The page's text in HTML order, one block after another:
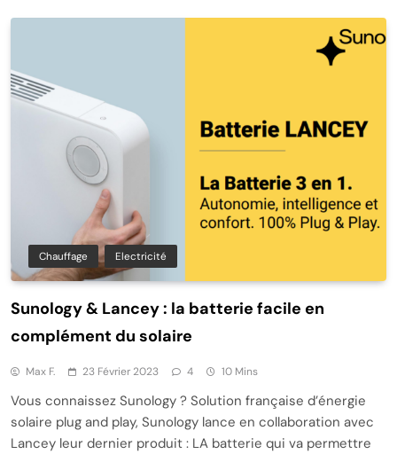
Chauffage Electricité
Sunology & Lancey : la batterie facile en
complément du solaire
Max F. 23 Février 2023 4 10 Mins
Vous connaissez Sunology ? Solution française d’énergie
solaire plug and play, Sunology lance en collaboration avec
Lancey leur dernier produit : LA batterie qui va permettre